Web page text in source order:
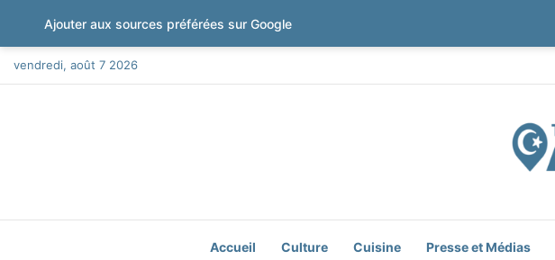
vendredi, août 7 2026
Accueil Culture Cuisine Presse et Médias
Ajouter aux sources préférées sur Google